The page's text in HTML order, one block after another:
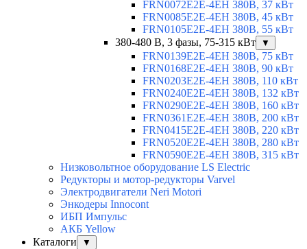
FRN0072E2E-4EH 380В, 37 кВт
FRN0085E2E-4EH 380В, 45 кВт
FRN0105E2E-4EH 380В, 55 кВт
380-480 В, 3 фазы, 75-315 кВт
▼
FRN0139E2E-4EH 380В, 75 кВт
FRN0168E2E-4EH 380В, 90 кВт
FRN0203E2E-4EH 380В, 110 кВт
FRN0240E2E-4EH 380В, 132 кВт
FRN0290E2E-4EH 380В, 160 кВт
FRN0361E2E-4EH 380В, 200 кВт
FRN0415E2E-4EH 380В, 220 кВт
FRN0520E2E-4EH 380В, 280 кВт
FRN0590E2E-4EH 380В, 315 кВт
Низковольтное оборудование LS Electric
Редукторы и мотор-редукторы Varvel
Электродвигатели Neri Motori
Энкодеры Innocont
ИБП Импульс
АКБ Yellow
Каталоги
▼